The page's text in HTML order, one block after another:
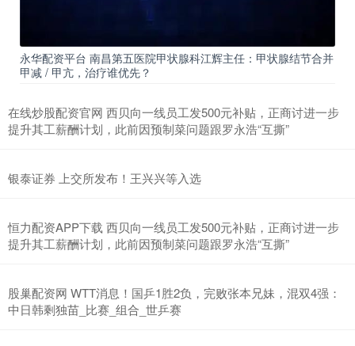
永华配资平台 南昌第五医院甲状腺科江辉主任：甲状腺结节合并
甲减 / 甲亢，治疗谁优先？
在线炒股配资官网 西贝向一线员工发500元补贴，正商讨进一步
提升其工薪酬计划，此前因预制菜问题跟罗永浩“互撕”
银泰证券 上交所发布！王兴兴等入选
恒力配资APP下载 西贝向一线员工发500元补贴，正商讨进一步
提升其工薪酬计划，此前因预制菜问题跟罗永浩“互撕”
股巢配资网 WTT消息！国乒1胜2负，完败张本兄妹，混双4强：
中日韩剩独苗_比赛_组合_世乒赛